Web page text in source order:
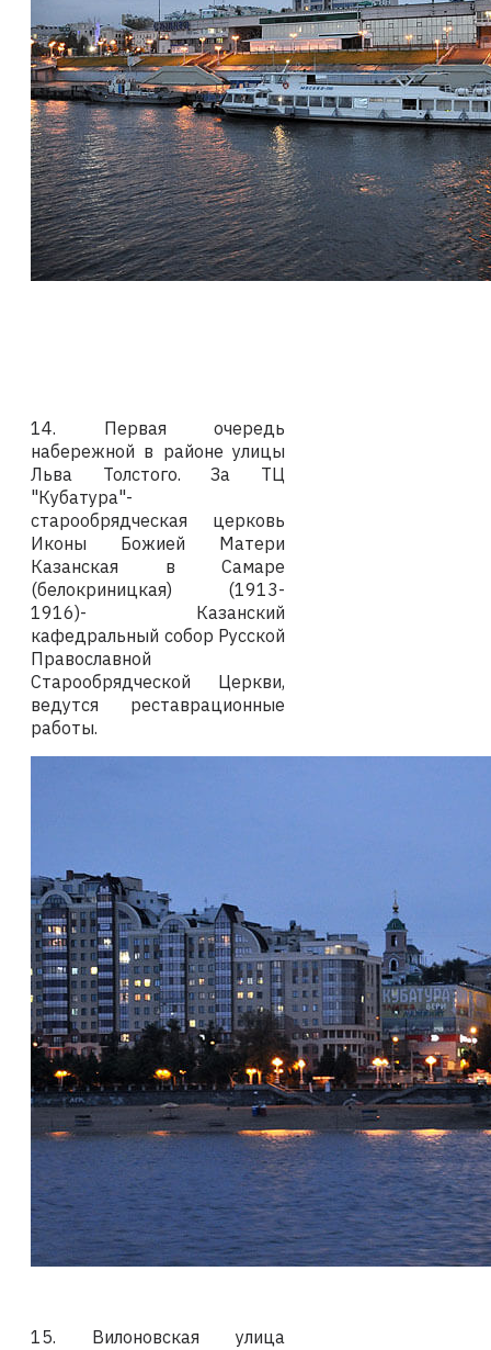
14. Первая очередь
набережной в районе улицы
Льва Толстого. За ТЦ
"Кубатура"-
старообрядческая церковь
Иконы Божией Матери
Казанская в Самаре
(белокриницкая) (1913-
1916)- Казанский
кафедральный собор Русской
Православной
Старообрядческой Церкви,
ведутся реставрационные
работы.
15. Вилоновская улица